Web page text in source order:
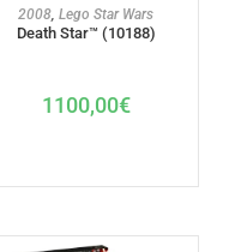
AJOUTER AU PANIER
2008, Lego Star Wars
Death Star™ (10188)
1100,00€